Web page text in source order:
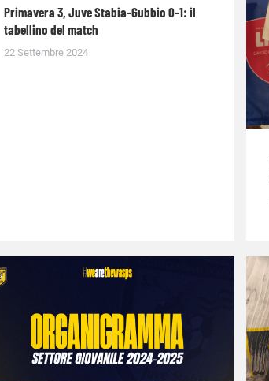
Primavera 3, Juve Stabia-Gubbio 0-1: il
tabellino del match
22 Settembre 2024